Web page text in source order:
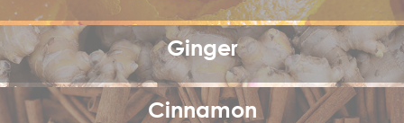
Ginger
Cinnamon